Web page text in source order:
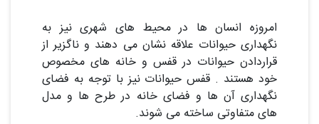
امروزه انسان ها در محیط های شهری نیز به
نگهداری حیوانات علاقه نشان می دهند و ناگزیر از
قراردادن حیوانات در قفس و خانه های مخصوص
خود هستند . قفس حیوانات نیز با توجه به فضای
نگهداری آن ها و فضای خانه در طرح ها و مدل
های متفاوتی ساخته می شوند.